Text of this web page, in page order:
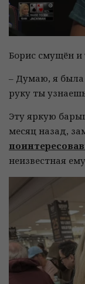
Борис смущён и
– Думаю, я была
руку ты
Эту яркую
месяц назад,
неизвестная